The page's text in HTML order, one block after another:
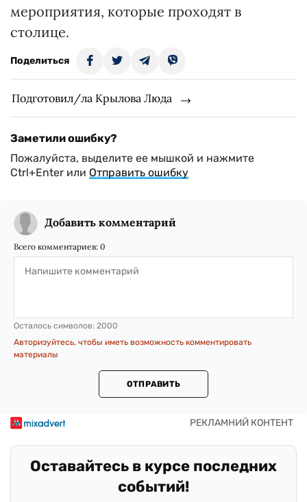
мероприятия, которые проходят в
столице.
Поделиться
Подготовил/ла Крылова Люда
Заметили ошибку?
Пожалуйста, выделите ее мышкой и нажмите
Ctrl+Enter или Отправить ошибку
Добавить комментарий
Всего комментариев: 0
Осталось символов: 2000
Авторизуйтесь, чтобы иметь возможность комментировать
материалы
ОТПРАВИТЬ
Оставайтесь в курсе последних
событий!